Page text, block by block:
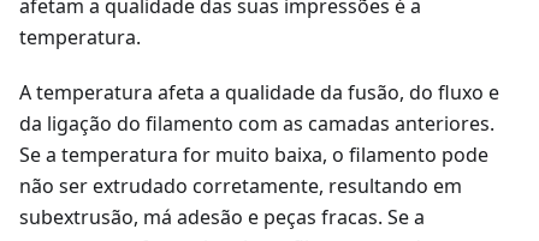
afetam a qualidade das suas impressões é a
temperatura.
A temperatura afeta a qualidade da fusão, do fluxo e
da ligação do filamento com as camadas anteriores.
Se a temperatura for muito baixa, o filamento pode
não ser extrudado corretamente, resultando em
subextrusão, má adesão e peças fracas. Se a